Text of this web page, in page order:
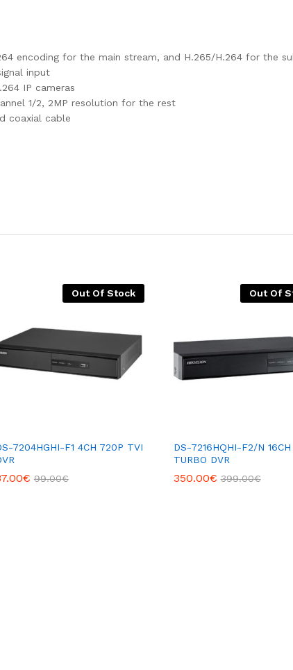
encoding for the main stream, and H.265/H.264 for the
input
IP cameras
1/2, 2MP resolution for the rest
coaxial cable
Out Of Stock
7204HGHI-F1 4CH 720P TVI
€ 99.00€
Out Of
DS-7216HQHI-F2/N
TURBO DVR
350.00€ 399.00€